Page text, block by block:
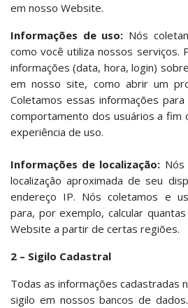
em nosso Website.
Informações de uso: Nós
como você utiliza nossos serviços.
informações (data, hora, login)
em nosso site, como abrir um
Coletamos essas informações
comportamento dos usuários a fim
experiência de uso.
Informações de localização:
localização aproximada de seu
endereço IP. Nós coletamos e
para, por exemplo, calcular
Website a partir de certas regiões.
2 – Sigilo Cadastral
Todas as informações cadastradas
sigilo em nossos bancos de